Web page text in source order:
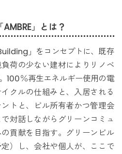
」とは？
」をコンセプトに、既存
荷の少ない建材によりリノベ
100％再生エネルギー使用の電
クルの仕組みと、入居される
トと、ビル所有者かつ管理会
対話しながらグリーンコミュ
貢献を目指す。グリーンビル
）し、会社や個人が、ここで